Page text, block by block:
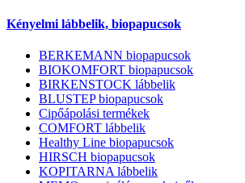
Kényelmi lábbelik, biopapucsok
BERKEMANN biopapucsok
BIOKOMFORT biopapucsok
BIRKENSTOCK lábbelik
BLUSTEP biopapucsok
Cipőápolási termékek
COMFORT lábbelik
Healthy Line biopapucsok
HIRSCH biopapucsok
KOPITARNA lábbelik